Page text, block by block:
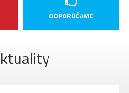
ODPORÚČAME